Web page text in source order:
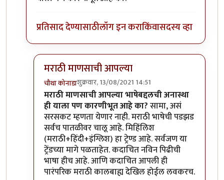
प्रतिसाद देण्यासाठीलॉग इन कराकिंवासदस्य व्हा
मराठी माणसाची आपल्या
चौथा कोनाडाशुक्रवार, 13/08/2021 14:51
In reply toयाचे कारण?byसामान्यनागरिक
मराठी माणसाची आपल्या भाषेबद्दलची अनास्था
ही याला पण कारणीभूत आहे का?सामा, असं
सरसकट म्हणता येणार नाही. मराठी भाषेची पडझड
सर्वच पातळीवर चालू आहे. मिहिंलिश
(मराठी+हिंदी+इंग्लिश) हा ट्रेण्ड आहे. सर्वजण या
ट्रेंडच्या मागे पळताहेत. कदाचित नविन पिढीची
भाषा हीच आहे. आणि कदाचित आपली ही
पारंपरिक मराठी कालबाह्य देखिल होईल लवकरच.